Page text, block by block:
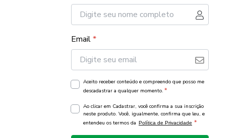
Email*
Aceito receber conteúdo e compreendo que posso me
descadastrar a qualquer momento. *
Ao clicar em Cadastrar, você confirma a sua inscrição
neste produto. Você, igualmente, confirma que leu, e
entendeu os termos da Política de Privacidade *